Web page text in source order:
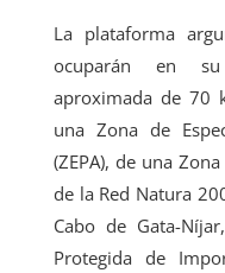
La plataforma
ocuparán en
aproximada de 70
una Zona de
(ZEPA), de una
de la Red Natura
Cabo de Gata-
Protegida de